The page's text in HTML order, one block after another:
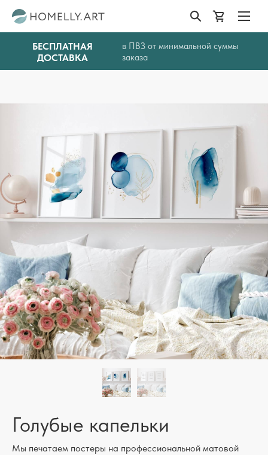
БЕСПЛАТНАЯ
ДОСТАВКА
в ПВЗ от минимальной суммы
заказа
Голубые капельки
Мы печатаем постеры на профессиональной матовой